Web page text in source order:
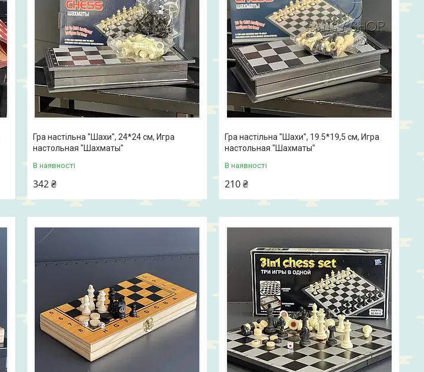
Гра настільна "Шахи", 24*24 см, Игра
настольная "Шахматы"
В наявності
342 ₴
Гра настільна "Шахи", 19.5*19,5 см, Игра
настольная "Шахматы"
В наявності
210 ₴